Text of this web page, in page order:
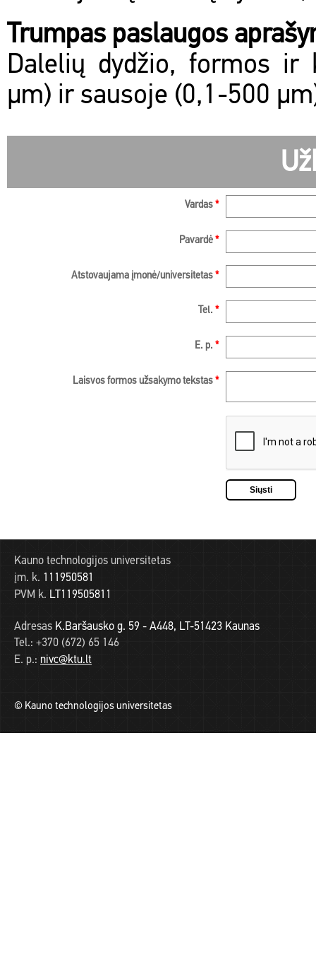
Trumpas paslaugos
Dalelių dydžio, formos ir
µm) ir sausoje (0,1-500
Vardas *
Pavardė *
Atstovaujama įmonė/universitetas *
Tel. *
E. p. *
Laisvos formos užsakymo tekstas *
Kauno technologijos universitetas
įm. k. 111950581
PVM k. LT119505811
Adresas K.Baršausko g. 59 - A448, LT-51423 Kaunas
Tel.: +370 (672) 65 146
E. p.: nivc@ktu.lt
© Kauno technologijos universitetas